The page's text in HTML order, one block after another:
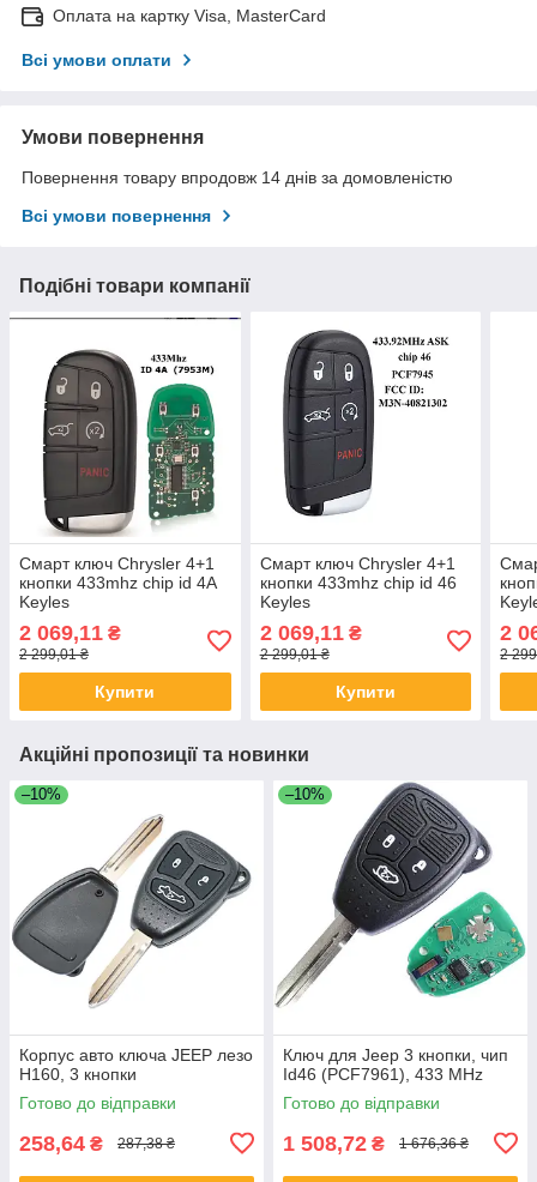
Оплата на картку Visa, MasterCard
Всі умови оплати
Умови повернення
Повернення товару впродовж 14 днів за домовленістю
Всі умови повернення
Подібні товари компанії
Смарт ключ Chrysler 4+1
кнопки 433mhz chip id 4А
Keyles
2 069,11 ₴
2 299,01 ₴
Купити
Смарт ключ Chrysler 4+1
кнопки 433mhz chip id 46
Keyles
2 069,11₴
2 299,01 ₴
Купити
2
2
Акційні пропозиції та новинки
–10%
Корпус авто ключа JEEP лезо
Н160, 3 кнопки
Готово до відправки
258,64 ₴ 287,38 ₴
–10%
Ключ для Jeep 3 кнопки, чип
Id46 (PCF7961), 433 MHz
Готово до відправки
1 508,72 ₴ 1 676,36 ₴